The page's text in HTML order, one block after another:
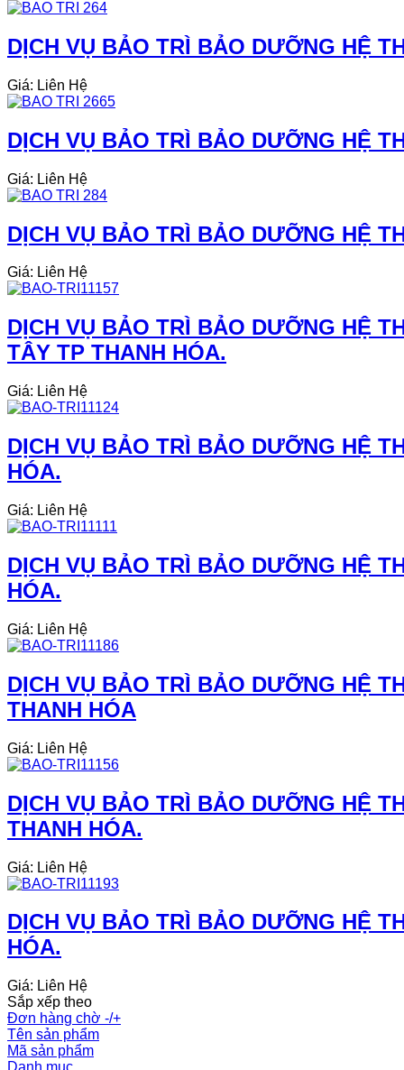
DỊCH VỤ BẢO TRÌ BẢO DƯỠNG HỆ
Giá: Liên Hệ
DỊCH VỤ BẢO TRÌ BẢO DƯỠNG HỆ
Giá: Liên Hệ
DỊCH VỤ BẢO TRÌ BẢO DƯỠNG HỆ
Giá: Liên Hệ
DỊCH VỤ BẢO TRÌ BẢO DƯỠNG HỆ
TÂY TP THANH HÓA.
Giá: Liên Hệ
DỊCH VỤ BẢO TRÌ BẢO DƯỠNG HỆ
HÓA.
Giá: Liên Hệ
DỊCH VỤ BẢO TRÌ BẢO DƯỠNG HỆ
HÓA.
Giá: Liên Hệ
DỊCH VỤ BẢO TRÌ BẢO DƯỠNG HỆ
THANH HÓA
Giá: Liên Hệ
DỊCH VỤ BẢO TRÌ BẢO DƯỠNG HỆ
THANH HÓA.
Giá: Liên Hệ
DỊCH VỤ BẢO TRÌ BẢO DƯỠNG HỆ
HÓA.
Giá: Liên Hệ
Sắp xếp theo
Đơn hàng chờ -/+
Tên sản phẩm
Mã sản phẩm